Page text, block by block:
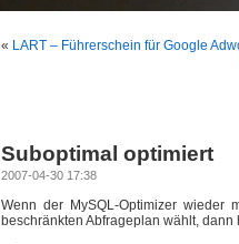
« LART – Führerschein für Google
Suboptimal optimiert
2007-04-30 17:38
Wenn der MySQL-Optimizer wieder
beschränkten Abfrageplan wählt, dann